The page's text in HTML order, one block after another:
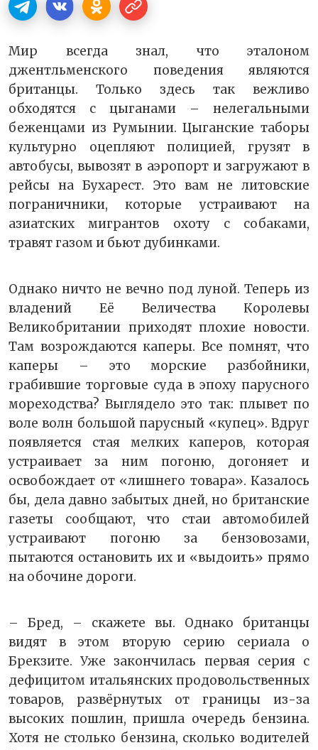
Мир всегда знал, что эталоном
джентльменского поведения являются
британцы. Только здесь так вежливо
обходятся с цыганами – нелегальными
беженцами из Румынии. Цыганские таборы
культурно оцепляют полицией, грузят в
автобусы, вывозят в аэропорт и загружают в
рейсы на Бухарест. Это вам не литовские
пограничники, которые устраивают на
азиатских мигрантов охоту с собаками,
травят газом и бьют дубинками.
Однако ничто не вечно под луной. Теперь из
владений Её Величества Королевы
Великобритании приходят плохие новости.
Там возрождаются каперы. Все помнят, что
каперы – это морские разбойники,
грабившие торговые суда в эпоху парусного
мореходства? Выглядело это так: плывет по
воле волн большой парусный «купец». Вдруг
появляется стая мелких каперов, которая
устраивает за ним погоню, догоняет и
освобождает от «лишнего товара». Казалось
бы, дела давно забытых дней, но британские
газеты сообщают, что стаи автомобилей
устраивают погоню за бензовозами,
пытаются остановить их и «выдоить» прямо
на обочине дороги.
– Бред, – скажете вы. Однако британцы
видят в этом вторую серию сериала о
Брекзите. Уже закончилась первая серия с
дефицитом итальянских продовольственных
товаров, развёрнутых от границы из-за
высоких пошлин, пришла очередь бензина.
Хотя не столько бензина, сколько водителей